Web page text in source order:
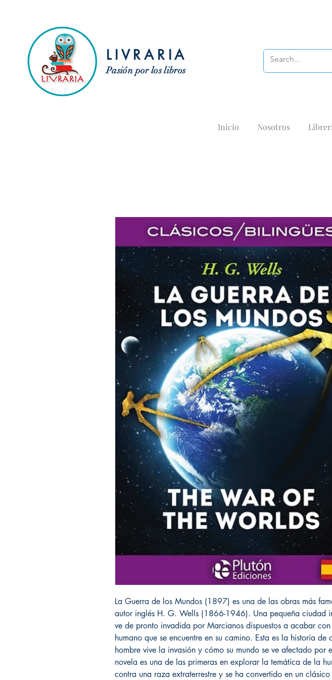
LIVRARIA
Pasión por los libros
Inicio Nosotros
La Guerra de los Mundos (1897) es una de las obras más
autor inglés H. G. Wells (1866-1946). Una pequeña ciudad
ve de pronto invadida por Marcianos dispuestos a acabar
humano que se encuentre en su camino. Esta es la historia de
hombre vive la invasión y cómo su mundo se ve afectado por
novela es una de las primeras en explorar la temática de la
contra una raza extraterrestre y se ha convertido en un clásico